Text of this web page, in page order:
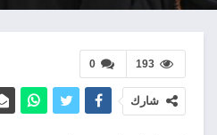
0 193
شارك